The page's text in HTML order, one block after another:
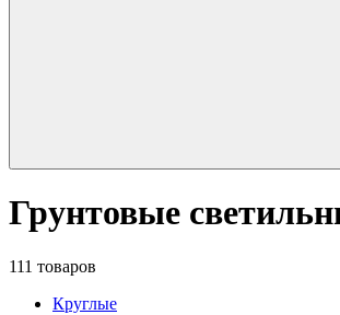
Грунтовые
111 товаров
Круглые